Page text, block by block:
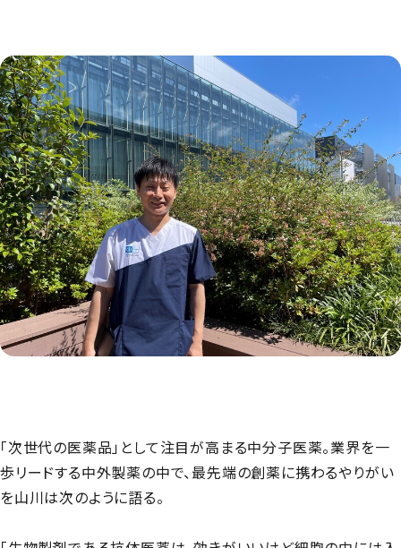
「次世代の医薬品」として注目が高まる中分子医薬。業界を一
歩リードする中外製薬の中で、最先端の創薬に携わるやりがい
を山川は次のように語る。